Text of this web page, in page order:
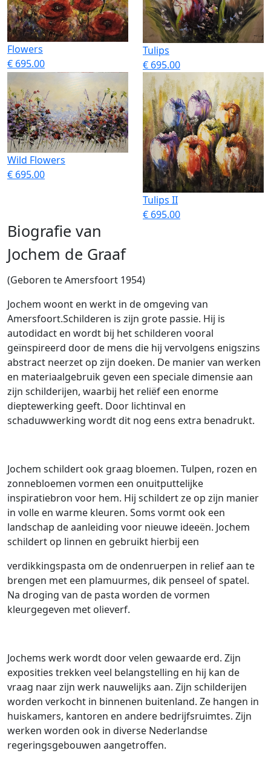
Flowers
€ 695.00
Tulips
€ 695.00
Wild Flowers
€ 695.00
Tulips II
€ 695.00
Biografie van
Jochem de Graaf
(Geboren te Amersfoort 1954)
Jochem woont en werkt in de omgeving van
Amersfoort.Schilderen is zijn grote passie. Hij is
autodidact en wordt bij het schilderen vooral
geïnspireerd door de mens die hij vervolgens enigszins
abstract neerzet op zijn doeken. De manier van werken
en materiaalgebruik geven een speciale dimensie aan
zijn schilderijen, waarbij het reliëf een enorme
dieptewerking geeft. Door lichtinval en
schaduwwerking wordt dit nog eens extra benadrukt.
Jochem schildert ook graag bloemen. Tulpen, rozen en
zonnebloemen vormen een onuitputtelijke
inspiratiebron voor hem. Hij schildert ze op zijn manier
in volle en warme kleuren. Soms vormt ook een
landschap de aanleiding voor nieuwe ideeën. Jochem
schildert op linnen en gebruikt hierbij een
verdikkingspasta om de ondenruerpen in relief aan te
brengen met een plamuurmes, dik penseel of spatel.
Na droging van de pasta worden de vormen
kleurgegeven met olieverf.
Jochems werk wordt door velen gewaarde erd. Zijn
exposities trekken veel belangstelling en hij kan de
vraag naar zijn werk nauwelijks aan. Zijn schilderijen
worden verkocht in binnenen buitenland. Ze hangen in
huiskamers, kantoren en andere bedrijfsruimtes. Zijn
werken worden ook in diverse Nederlandse
regeringsgebouwen aangetroffen.